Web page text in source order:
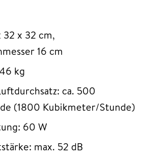
32 x 32 cm,
16 cm
kg
ca. 500
(1800 Kubikmeter/Stunde)
60 W
max. 52 dB